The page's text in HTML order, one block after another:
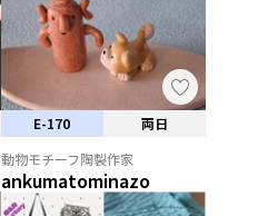
E-170
両日
動物モチーフ陶製作家
ankumatominazo